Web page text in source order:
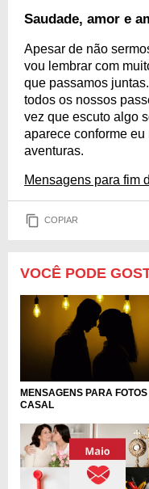
Saudade, amor e
Apesar de não
vou lembrar com
que passamos
todos os nossos
vez que escuto algo
aparece conforme
aventuras.
Mensagens para fim
COPIAR
VOCÊ PODE
MENSAGENS PARA
CASAL